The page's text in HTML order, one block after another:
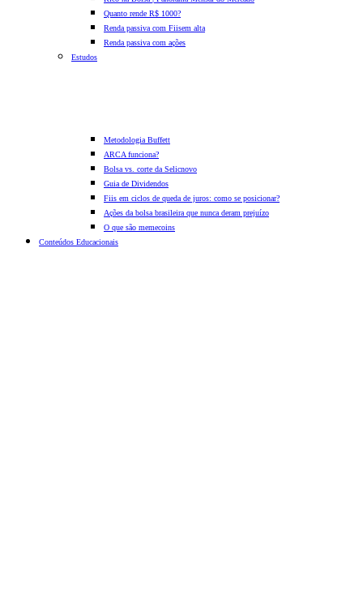
Quanto rende R$ 1000?
Renda passiva com Fiisem alta
Renda passiva com ações
Estudos
Metodologia Buffett
ARCA funciona?
Bolsa vs. corte da Selicnovo
Guia de Dividendos
Fiis em ciclos de queda de juros: como se posicionar?
Ações da bolsa brasileira que nunca deram prejuízo
O que são memecoins
Conteúdos Educacionais